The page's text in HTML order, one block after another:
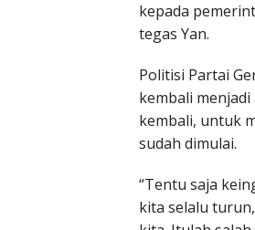
kepada
tegas Yan.
Politisi Partai
kembali
kembali, untuk
sudah dimulai.
“Tentu saja
kita selalu